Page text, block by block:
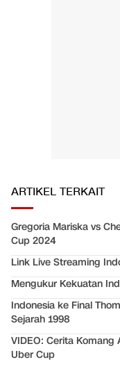
ARTIKEL TERKAIT
Gregoria Mariska vs
Cup 2024
Link Live Streaming
Mengukur Kekuatan
Indonesia ke Final
Sejarah 1998
VIDEO: Cerita Komang
Uber Cup